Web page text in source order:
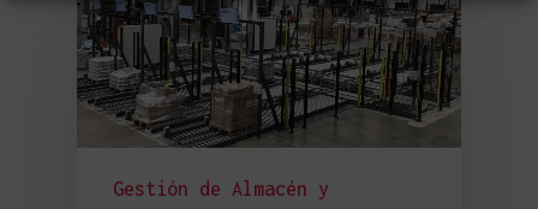
Gestión de Almacén y